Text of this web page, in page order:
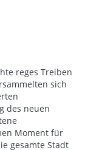
reges Treiben
sich
des neuen
Moment für
gesamte Stadt